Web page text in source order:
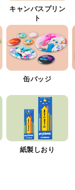
キャンバスプリン
ト
缶バッジ
紙製しおり